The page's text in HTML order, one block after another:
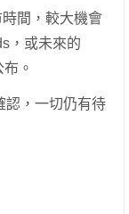
間，較大機會
，或未來的
。
認，一切仍有待